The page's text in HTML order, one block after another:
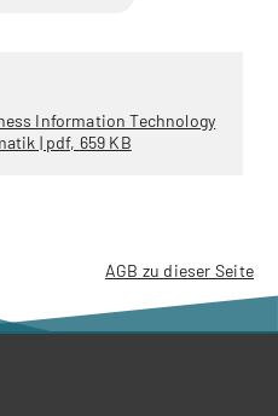
Information Technology
| pdf, 659 KB
AGB zu dieser Seite